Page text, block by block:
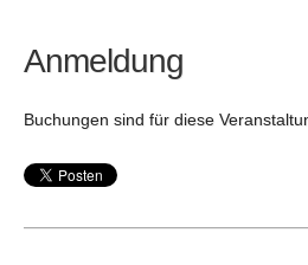
Anmeldung
Buchungen sind für diese